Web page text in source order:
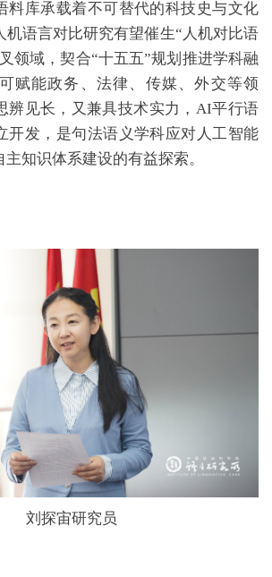
料库承载着不可替代的科技史与文化
机语言对比研究有望催生“人机对比语
领域，契合“十五五”规划推进学科融
赋能政务、法律、传媒、外交等领
辨见长，又兼具技术实力，AI平行语
开发，是句法语义学科应对人工智能
知识体系建设的有益探索。
刘探宙研究员